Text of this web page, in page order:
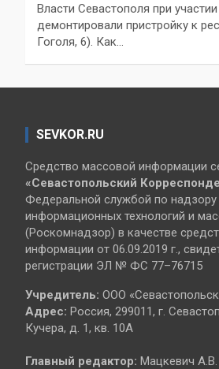
Власти Севастополя при
демонтировали пристройку к
Гоголя, 6). Как…
SEVKOR.RU
Средство массовой информации
«Севастопольский
Федеральной службой по надзору
информационных технологий и
(Роскомнадзор) в качестве
информации от 06.09.2019 г.,
регистрации ЭЛ № ФС 77–76715
Учредитель: ООО
Адрес: Россия, 299011, г.
Кучера, д. 1, кв. 10А
Главный редактор: Мацкевич А.В.